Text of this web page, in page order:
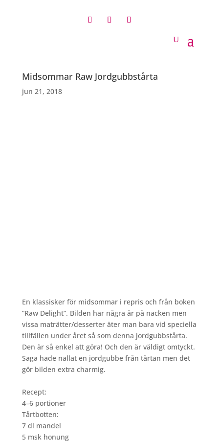
Midsommar Raw Jordgubbstårta
jun 21, 2018
En klassisker för midsommar i repris och från boken
”Raw Delight”. Bilden har några år på nacken men
vissa maträtter/desserter äter man bara vid speciella
tillfällen under året så som denna jordgubbstårta.
Den är så enkel att göra! Och den är väldigt omtyckt.
Saga hade nallat en jordgubbe från tårtan men det
gör bilden extra charmig.
Recept:
4–6 portioner
Tårtbotten:
7 dl mandel
5 msk honung